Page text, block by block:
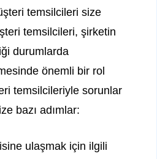
temsilcileri size
temsilcileri, şirketin
durumlarda
önemli bir rol
temsilcileriyle sorunlar
bazı adımlar:
ulaşmak için ilgili